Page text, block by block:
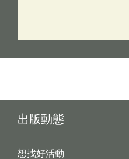
出版動態
想找好活動